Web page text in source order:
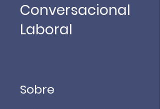
Conversacional
Laboral
Sobre